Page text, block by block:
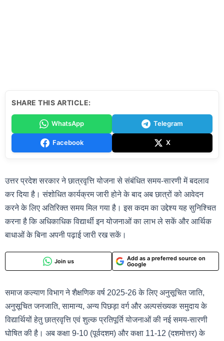
SHARE THIS ARTICLE:
WhatsApp Telegram
Facebook X
उत्तर प्रदेश सरकार ने छात्रवृत्ति योजना से संबंधित समय-सारणी में बदलाव
कर दिया है। संशोधित कार्यक्रम जारी होने के बाद अब छात्रों को आवेदन
करने के लिए अतिरिक्त समय मिल गया है। इस कदम का उद्देश्य यह सुनिश्चित
करना है कि अधिकाधिक विद्यार्थी इन योजनाओं का लाभ ले सकें और आर्थिक
बाधाओं के बिना अपनी पढ़ाई जारी रख सकें।
Join us
Add as a preferred source on
Google
समाज कल्याण विभाग ने शैक्षणिक वर्ष 2025-26 के लिए अनुसूचित जाति,
अनुसूचित जनजाति, सामान्य, अन्य पिछड़ा वर्ग और अल्पसंख्यक समुदाय के
विद्यार्थियों हेतु छात्रवृत्ति एवं शुल्क प्रतिपूर्ति योजनाओं की नई समय-सारणी
घोषित की है। अब कक्षा 9-10 (पूर्वदशम) और कक्षा 11-12 (दशमोत्तर) के